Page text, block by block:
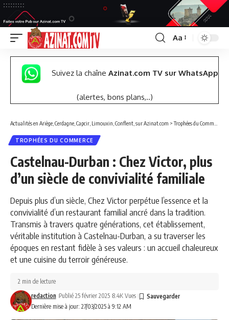
Font
Resizer
Aa
Suivez la chaîne Azinat.com TV sur WhatsApp
(alertes, bons plans,..)
Actualités en Ariège, Cerdagne, Capcir, Limouxin, Conflent, sur Azinat.com >Trophées du Commerce
TROPHÉES DU COMMERCE
Castelnau-Durban : Chez Victor, plus
d’un siècle de convivialité familiale
Depuis plus d’un siècle, Chez Victor perpétue l’essence et la
convivialité d’un restaurant familial ancré dans la tradition.
Transmis à travers quatre générations, cet établissement,
véritable institution à Castelnau-Durban, a su traverser les
époques en restant fidèle à ses valeurs : un accueil chaleureux
et une cuisine du terroir généreuse.
Dernière mise à jour: 27/03/2025 à 9:12 AM
redaction Publié 25 février 2025 8.4K Vues
2 min de lecture